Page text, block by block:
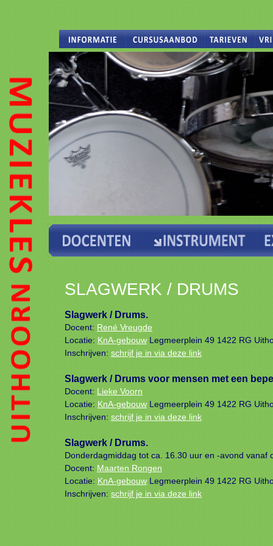
SLAGWERK / DRUMS
Slagwerk / Drums.
Docent: René Vreugde
Locatie: KnA-gebouw Legmeerplein 49 1422 RG
Inschrijven: schrijf je in via deze link
Slagwerk / Drums voor mensen met een
Docent: Lieke Voorn
Locatie: KnA-gebouw Legmeerplein 49 1422 RG
Inschrijven: schrijf je in via deze link
Slagwerk / Drums.
Donderdagmiddag tot ca. 16.30 uur en -avond vanaf
Docent: Maarten Rongen
Locatie: KnA-gebouw Legmeerplein 49 1422 RG
Inschrijven: schrijf je in via deze link